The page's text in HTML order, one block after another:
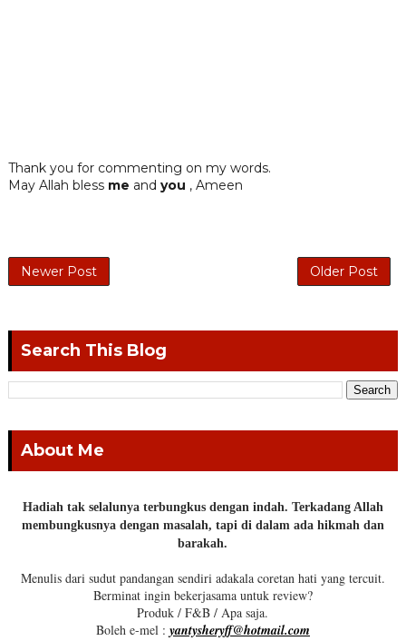
Thank you for commenting on my words.
May Allah bless me and you , Ameen
Newer Post Older Post
Search This Blog
About Me
Hadiah tak selalunya terbungkus dengan indah. Terkadang Allah
membungkusnya dengan masalah, tapi di dalam ada hikmah dan
barakah.
Menulis dari sudut pandangan sendiri adakala coretan hati yang tercuit.
Berminat ingin bekerjasama untuk review?
Produk / F&B / Apa saja.
Boleh e-mel : yantysheryff@hotmail.com